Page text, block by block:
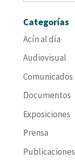
Categorías
Acín al día
Audiovisual
Comunicados
Documentos
Exposiciones
Prensa
Publicaciones